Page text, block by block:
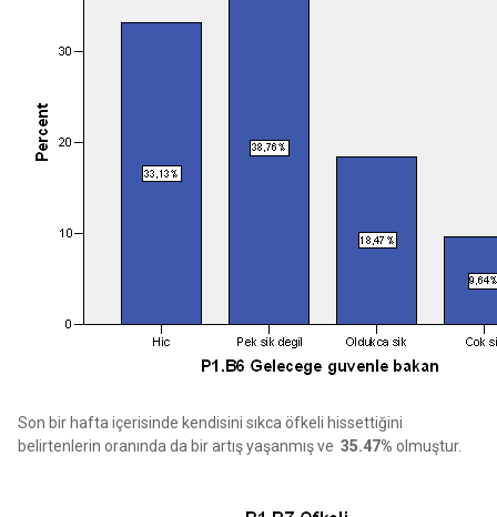
Son bir hafta içerisinde kendisini sıkca öfkeli hissettiğini
belirtenlerin oranında da bir artış yaşanmış ve 35.47% olmuştur.